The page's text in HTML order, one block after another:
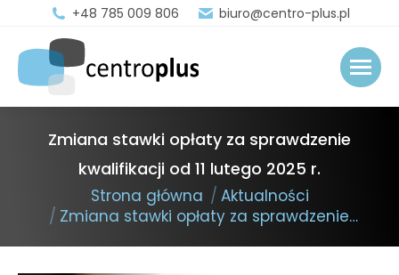
+48 785 009 806 biuro@centro-plus.pl
Zmiana stawki opłaty za sprawdzenie
kwalifikacji od 11 lutego 2025 r.
You are here:Strona główna
Aktualności
Zmiana stawki opłaty za sprawdzenie…